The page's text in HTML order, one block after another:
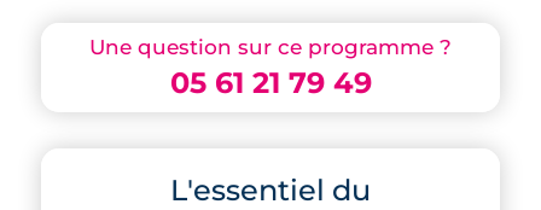
Une question sur ce programme ?
05 61 21 79 49
L'essentiel du